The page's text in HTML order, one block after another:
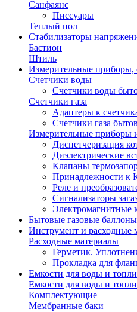
Санфаянс
Писсуары
Теплый пол
Стабилизаторы
Бастион
Штиль
Измерительные приборы,
Счетчики воды
Счетчики воды
Счетчики газа
Адаптеры к
Счетчики газа
Измерительные приборы
Диспетчеризация
Диэлектрические
Клапаны
Принадлежности к
Реле и
Сигнализаторы
Электромагнитные
Бытовые газовые баллоны
Инструмент и расходные
Расходные материалы
Герметик.
Прокладка для
Емкости для воды и
Емкости для воды и
Комплектующие
Мембранные баки